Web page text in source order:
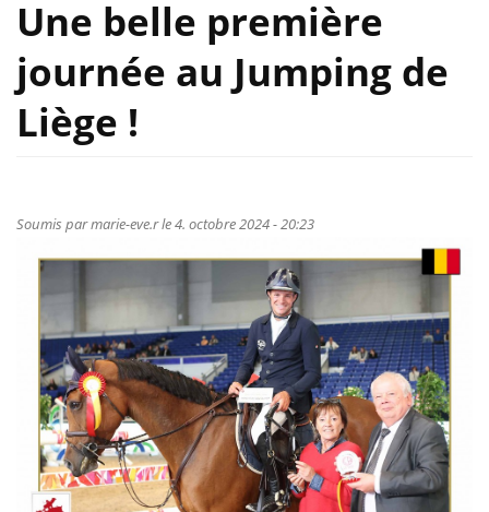
Une belle première
journée au Jumping de
Liège !
Soumis parmarie-eve.rle 4. octobre 2024 - 20:23